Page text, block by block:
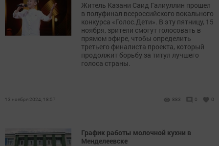
Житель Казани Саид Галиуллин прошел
в полуфинал всероссийского вокального
конкурса «Голос.Дети». В эту пятницу, 15
ноября, зрители смогут голосовать в
прямом эфире, чтобы определить
третьего финалиста проекта, который
продолжит борьбу за титул лучшего
голоса страны.
13 ноября 2024, 18:57 883 0 0
График работы молочной кухни в
Менделеевске